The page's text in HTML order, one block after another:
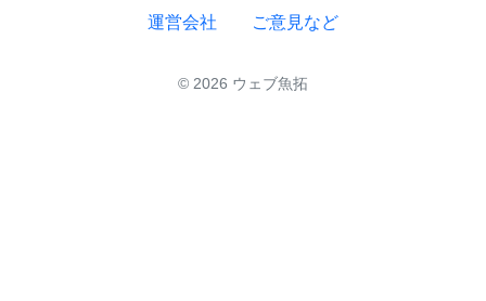
運営会社 ご意見など
© 2026 ウェブ魚拓